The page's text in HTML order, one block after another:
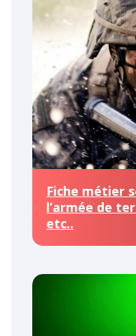
Fiche métier
l’armée de
etc..